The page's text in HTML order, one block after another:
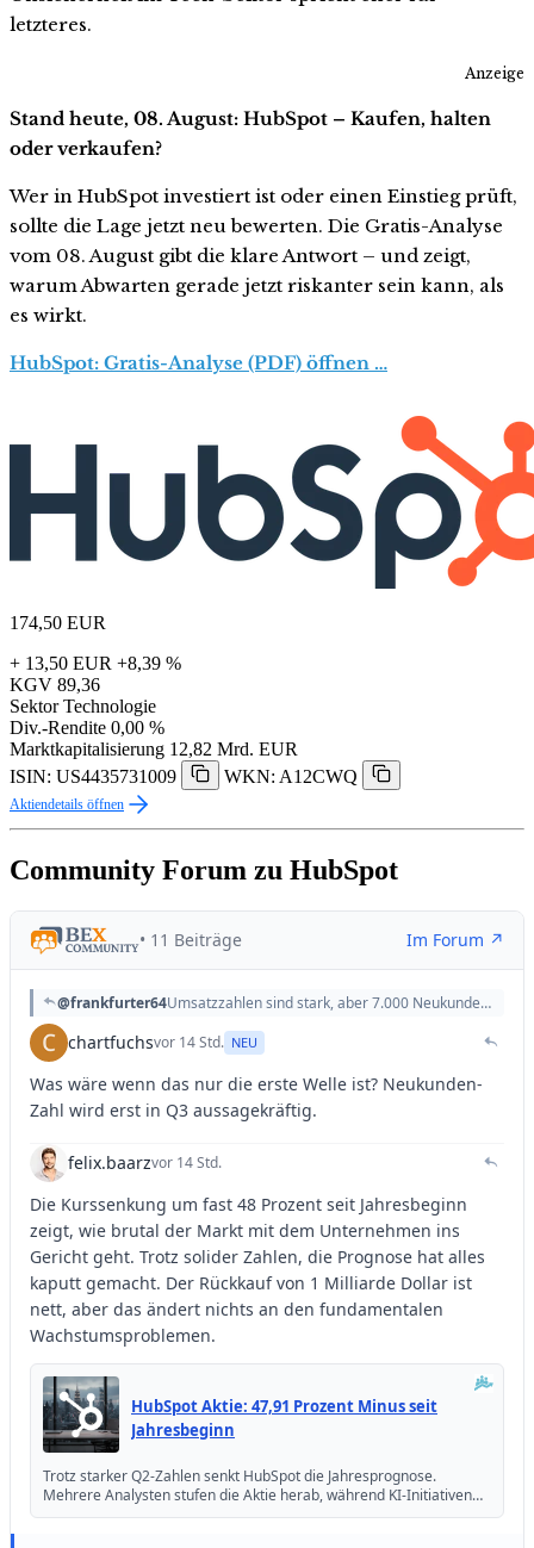
letzteres.
Anzeige
Stand heute, 08. August: HubSpot – Kaufen, halten
oder verkaufen?
Wer in HubSpot investiert ist oder einen Einstieg prüft,
sollte die Lage jetzt neu bewerten. Die Gratis-Analyse
vom 08. August gibt die klare Antwort – und zeigt,
warum Abwarten gerade jetzt riskanter sein kann, als
es wirkt.
HubSpot: Gratis-Analyse (PDF) öffnen …
174,50 EUR
+ 13,50 EUR +8,39 %
KGV 89,36
Sektor Technologie
Div.-Rendite 0,00 %
Marktkapitalisierung 12,82 Mrd. EUR
ISIN: US4435731009
WKN: A12CWQ
Aktiendetails öffnen
Community Forum zu HubSpot